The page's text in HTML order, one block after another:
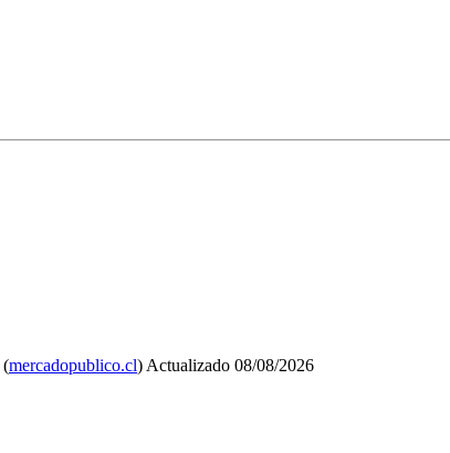
(mercadopublico.cl) Actualizado 08/08/2026